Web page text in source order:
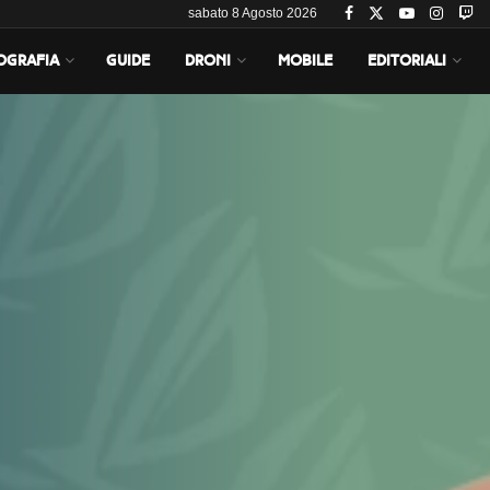
sabato 8 Agosto 2026
GUIDE DRONI MOBILE EDITORIALI